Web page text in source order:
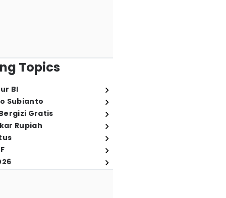
Topics
BI
Subianto
Gratis
Rupiah